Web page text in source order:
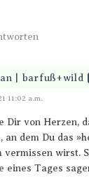
| barfuß+wild
11:02 a.m.
Dir von Herzen,
an dem Du das
vermissen wirst.
eines Tages